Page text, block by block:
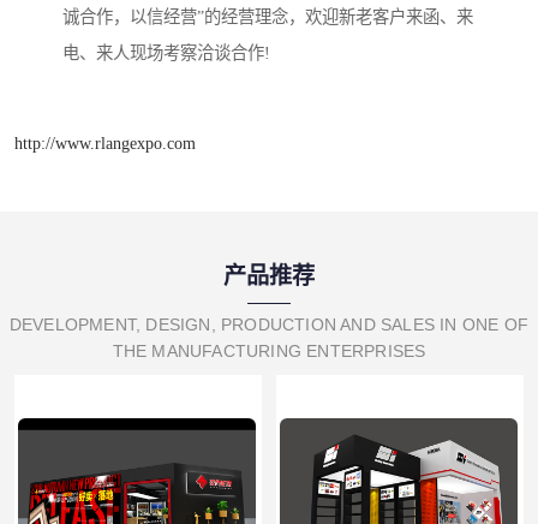
诚合作，以信经营”的经营理念，欢迎新老客户来函、来
电、来人现场考察洽谈合作!
http://www.rlangexpo.com
产品推荐
DEVELOPMENT, DESIGN, PRODUCTION AND SALES IN ONE OF
THE MANUFACTURING ENTERPRISES